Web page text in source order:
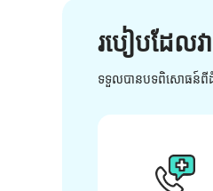
របៀបដែលវ
ទទួលបានបទពិសោធន៍ពីដំ